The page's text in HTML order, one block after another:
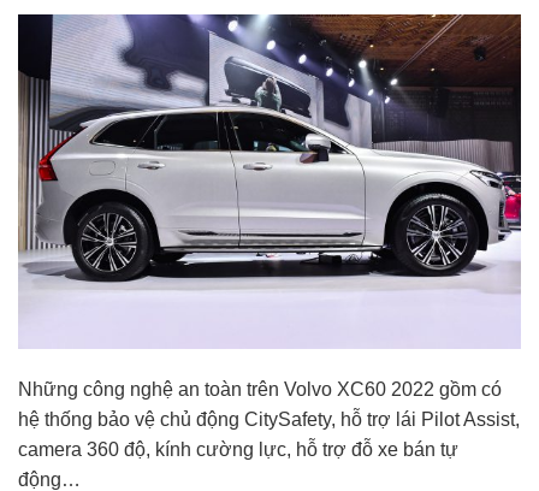
Những công nghệ an toàn trên Volvo XC60 2022 gồm có
hệ thống bảo vệ chủ động CitySafety, hỗ trợ lái Pilot Assist,
camera 360 độ, kính cường lực, hỗ trợ đỗ xe bán tự
động…